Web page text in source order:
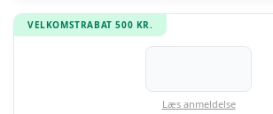
VELKOMSTRABAT 500 KR.
Læs anmeldelse